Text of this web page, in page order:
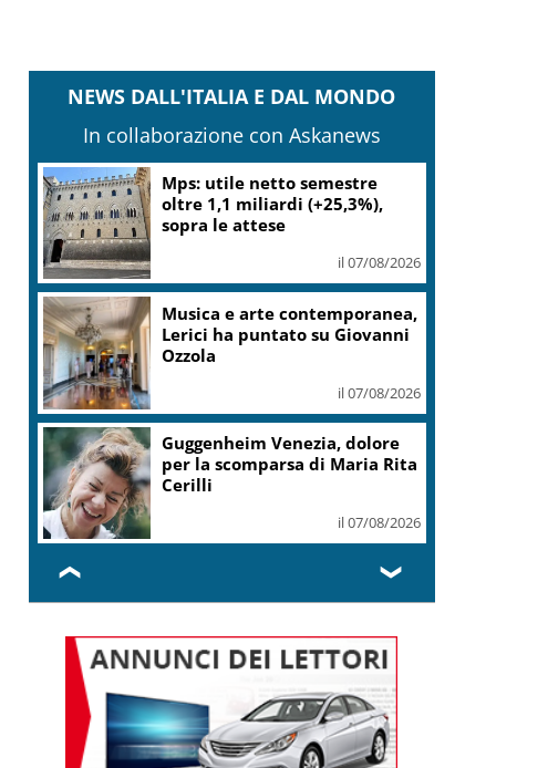
NEWS DALL'ITALIA E DAL MONDO
In collaborazione con Askanews
Mps: utile netto semestre
oltre 1,1 miliardi (+25,3%),
sopra le attese
il 07/08/2026
Musica e arte contemporanea,
Lerici ha puntato su Giovanni
Ozzola
il 07/08/2026
Guggenheim Venezia, dolore
per la scomparsa di Maria Rita
Cerilli
il 07/08/2026
❮ ❯